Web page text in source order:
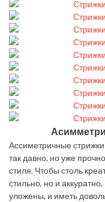
Ассиметричные
так давно, но уже
стиля. Чтобы столь
стильно, но и
уложены, и иметь